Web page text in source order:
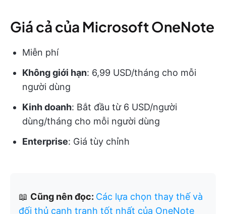
Giá cả của Microsoft OneNote
Miễn phí
Không giới hạn: 6,99 USD/tháng cho mỗi
người dùng
Kinh doanh: Bắt đầu từ 6 USD/người
dùng/tháng cho mỗi người dùng
Enterprise: Giá tùy chỉnh
📖 Cũng nên đọc: Các lựa chọn thay thế và
đối thủ cạnh tranh tốt nhất của OneNote